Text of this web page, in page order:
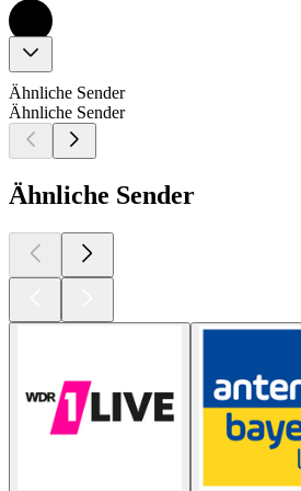
Ähnliche Sender
Ähnliche Sender
Ähnliche Sender